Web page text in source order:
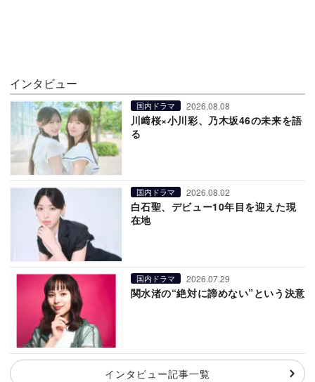
インタビュー
国内ドラマ 2026.08.08
川﨑桜×小川彩、乃木坂46の未来を語
る
国内ドラマ 2026.08.02
白石聖、デビュー10年目を迎えた現
在地
国内ドラマ 2026.07.29
関水渚の“絶対に諦めない”という決意
インタビュー記事一覧